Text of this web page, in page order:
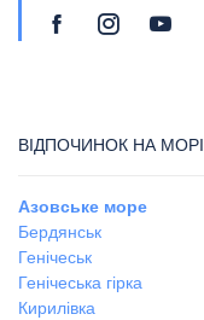
ВІДПОЧИНОК НА МОРІ
Азовське море
Бердянськ
Генічеськ
Генічеська гірка
Кирилівка